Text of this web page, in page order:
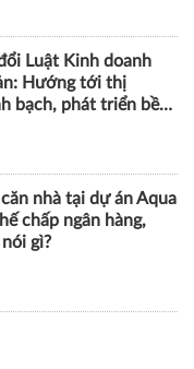
Luật Kinh doanh
Hướng tới thị
bạch, phát triển bền
nhà tại dự án Aqua
chấp ngân hàng,
gì?